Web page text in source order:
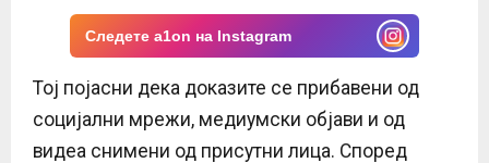
Следете a1on на Instagram
Тој појасни дека доказите се прибавени од
социјални мрежи, медиумски објави и од
видеа снимени од присутни лица. Според